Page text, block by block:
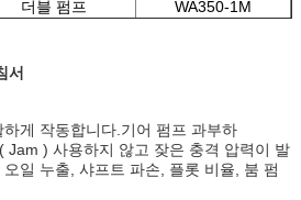
더블 펌프 WA350-1M
서
게 작동합니다.기어 펌프 과부하
Jam ) 사용하지 않고 잦은 충격 압력이 발
일 누출, 샤프트 파손, 플롯 비율, 붐 펌